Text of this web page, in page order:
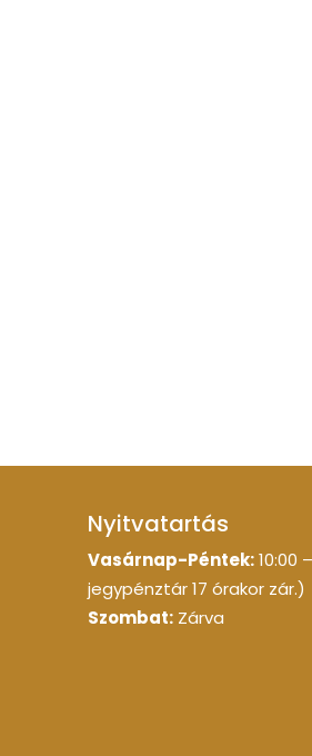
Nyitvatartás
Vasárnap-Péntek:10:00
jegypénztár 17 órakor zár.)
Szombat: Zárva